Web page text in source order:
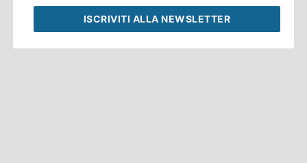
ISCRIVITI ALLA NEWSLETTER